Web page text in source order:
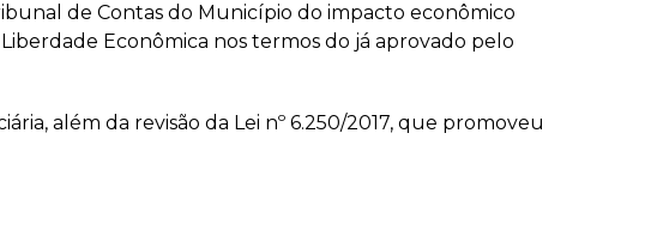
de Contas do Município do impacto econômico
Econômica nos termos do já aprovado pelo
além da revisão da Lei nº 6.250/2017, que promoveu